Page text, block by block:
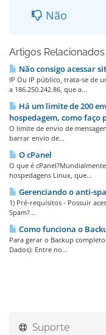
Não
Artigos Relacionados
Não consigo acessar
IP Ou IP público, trata-se de
a 186.250.242.86, que a...
Há um limite de 200
hospedagem, como
O limite de envio de
barrar envio de...
O cPanel
O que é
hospedagens Linux, que...
Gerenciando o anti-
1) Pré-requisitos - Possuir
Spam?...
Como funciona o
Para gerar o Backup
Dados): Entre no...
Suporte